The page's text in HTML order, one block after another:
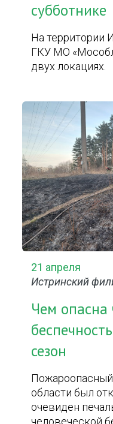
субботнике
На территории
ГКУ МО
двух локациях.
21 апреля
Истринский
Чем опасна
сезон
области был
очевиден
человеческой